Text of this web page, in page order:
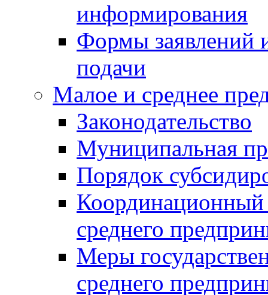
информирования
Формы заявлений
подачи
Малое и среднее
Законодательство
Муниципальная
Порядок
Координационный
среднего
Меры
среднего